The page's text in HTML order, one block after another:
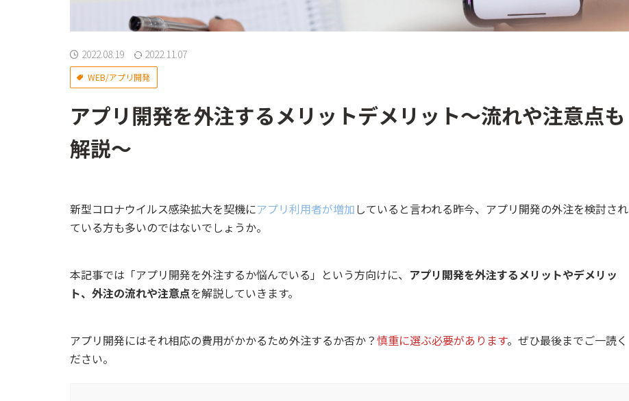
2022.08.19 2022.11.07
WEB/アプリ開発
アプリ開発を外注するメリットデメリット～流れや注意点も
解説～
新型コロナウイルス感染拡大を契機にアプリ利用者が増加していると言われる昨今、アプリ開発の外注を検討され
ている方も多いのではないでしょうか。
本記事では「アプリ開発を外注するか悩んでいる」という方向けに、 アプリ開発を外注するメリットやデメリッ
ト、外注の流れや注意点を解説していきます。
アプリ開発にはそれ相応の費用がかかるため外注するか否か？慎重に選ぶ必要があります。ぜひ最後までご一読く
ださい。